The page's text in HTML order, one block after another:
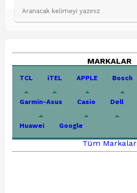
MARKALAR
TCL iTEL APPLE Bosch
Garmin-Asus Casio Dell
Huawei Google
Tüm Markalar